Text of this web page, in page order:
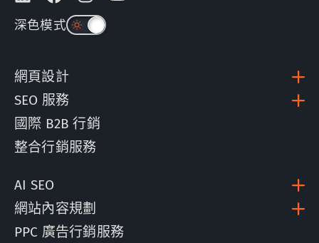
深色模式
網頁設計
SEO 服務
國際 B2B 行銷
整合行銷服務
AI SEO
網站內容規劃
PPC 廣告行銷服務